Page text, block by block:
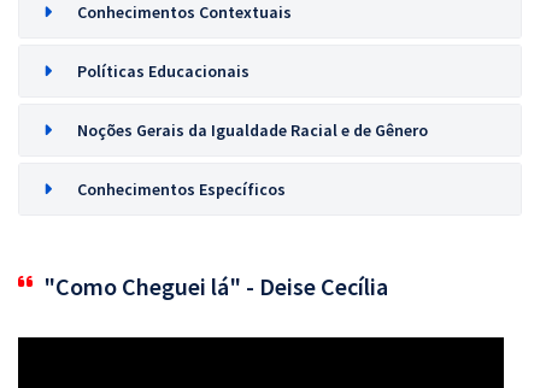
Conhecimentos Contextuais
Políticas Educacionais
Noções Gerais da Igualdade Racial e de Gênero
Conhecimentos Específicos
"Como Cheguei lá" - Deise Cecília